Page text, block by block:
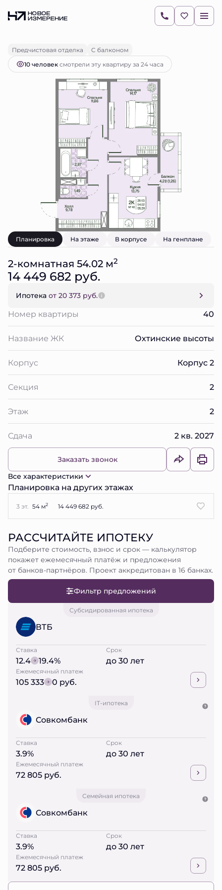
2-комнатная 14 449 682 руб.
Ипотекаот 20 373 руб.
Предчистовая отделка
С балконом
10 человексмотрели эту квартиру за 24 часа
Планировка На этаже В корпусе На генплане
2-комнатная 54.02 м2
14 449 682 руб.
Ипотека от 20 373 руб.
Номер квартиры 40
Название ЖК Охтинские высоты
Корпус Корпус 2
Секция 2
Этаж 2
Сдача 2 кв. 2027
Заказать звонок
Все характеристики
Планировка на других этажах
3 эт. 54 м2 14 449 682 руб.
РАССЧИТАЙТЕ ИПОТЕКУ
Подберите стоимость, взнос и срок — калькулятор
покажет ежемесячный платёж и предложения
от банков-партнёров. Проект аккредитован в 16 банках.
Фильтр предложений
Субсидированная ипотека
ВТБ
Ставка
12.4 19.4%
Срок
до 30 лет
Ежемесячный платеж
105 333 0 руб.
IT-ипотека
Совкомбанк
Ставка
3.9%
Срок
до 30 лет
Ежемесячный платеж
72 805 руб.
Семейная ипотека
Совкомбанк
Ставка
3.9%
Срок
до 30 лет
Ежемесячный платеж
72 805 руб.